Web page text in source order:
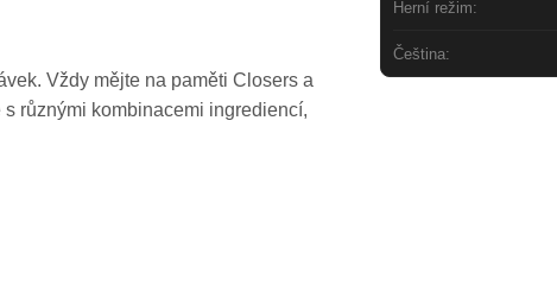
Vždy mějte na paměti Closers a
různými kombinacemi ingrediencí,
Herní režim:
Čeština: